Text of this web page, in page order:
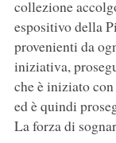
collezione
espositivo della
provenienti da
iniziativa,
che è iniziato
ed è quindi
La forza di